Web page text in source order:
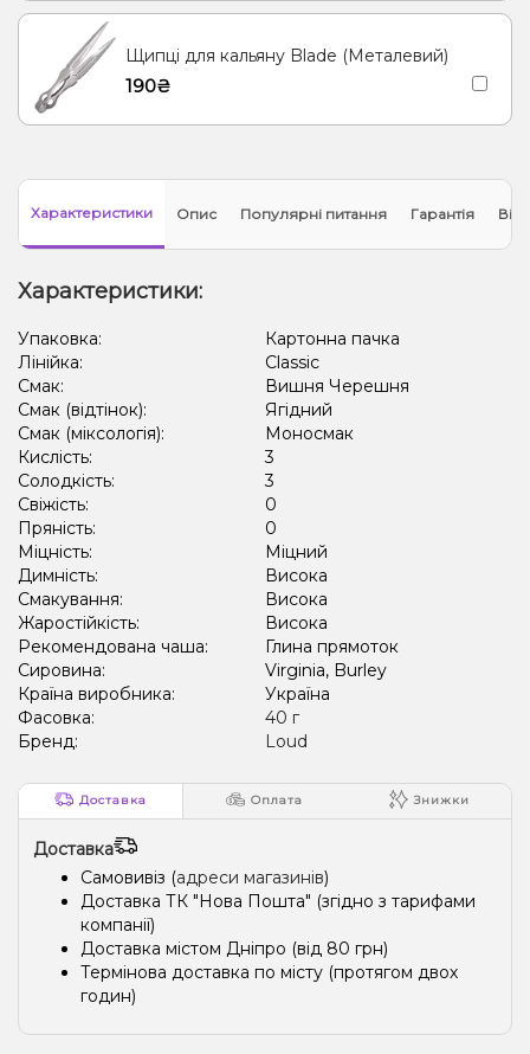
Щипці для кальяну Blade (Металевий)
190₴
Характеристики Опис Популярні питання Гарантія
Характеристики:
Упаковка:
Картонна пачка
Лінійка:
Classic
Смак:
Вишня Черешня
Смак (відтінок):
Ягідний
Смак (міксологія):
Моносмак
Кислість:
3
Солодкість:
3
Свіжість:
0
Пряність:
0
Міцність:
Міцний
Димність:
Висока
Смакування:
Висока
Жаростійкість:
Висока
Рекомендована чаша:
Глина прямоток
Сировина:
Virginia, Burley
Країна виробника:
Україна
Фасовка:
40 г
Бренд:
Loud
Доставка Оплата Знижки
Доставка
Самовивіз (адреси магазинів)
Доставка ТК "Нова Пошта" (згідно з тарифами
компанії)
Доставка містом Дніпро (від 80 грн)
Термінова доставка по місту (протягом двох
годин)